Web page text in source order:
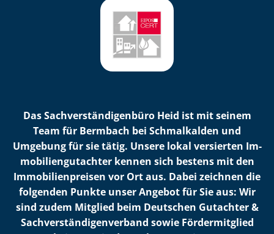
Das Sach­ver­stän­di­gen­bü­ro Heid ist mit seinem
Team für Bermbach bei Schmalkalden und
Umgebung für sie tätig. Unsere lokal versierten Im­
mo­bi­li­en­gut­ach­ter kennen sich bestens mit den
Im­mo­bi­li­en­prei­sen vor Ort aus. Dabei zeichnen die
folgenden Punkte unser Angebot für Sie aus: Wir
sind zudem Mitglied beim Deutschen Gutachter &
Sach­ver­stän­di­gen­ver­band sowie Fördermitglied